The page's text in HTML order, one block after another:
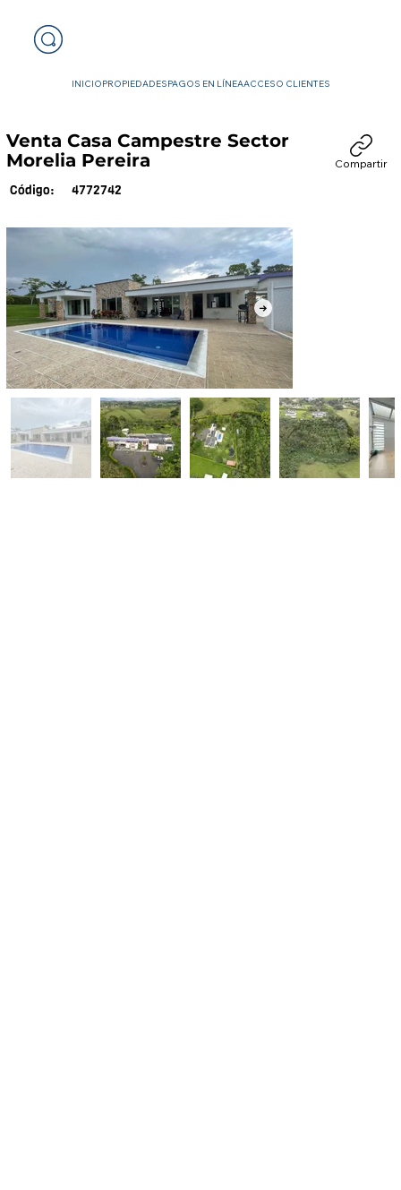
INICIOPROPIEDADESPAGOS EN LÍNEAACCESO CLIENTES
Venta Casa Campestre Sector
Morelia Pereira
Código: 4772742
Compartir